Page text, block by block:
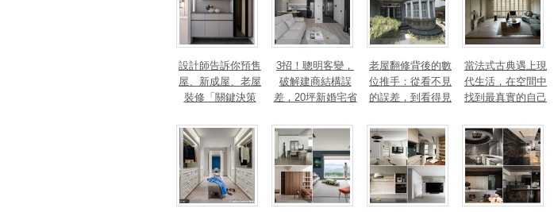
設計師告訴你預售
屋、新成屋、老屋
裝修「關鍵決策
面向開始
3招！聰明客變，
破解建商結構誤
差，20坪新婚宅省
錢
老屋翻修背後的數
位推手：從看不見
的誤差，到看得見
當法式古典遇上現
代生活，在空間中
找到最真實的自己